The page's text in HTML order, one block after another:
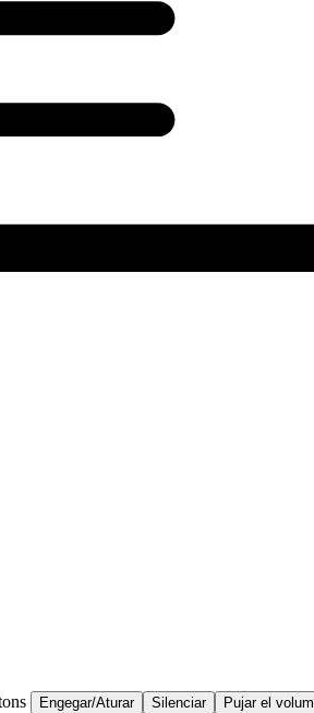
Engegar/Aturar Silenciar Pujar el volum